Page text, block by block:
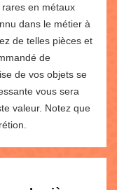
en métaux
dans le métier à
de telles pièces et
de
de vos objets se
vous sera
valeur. Notez que